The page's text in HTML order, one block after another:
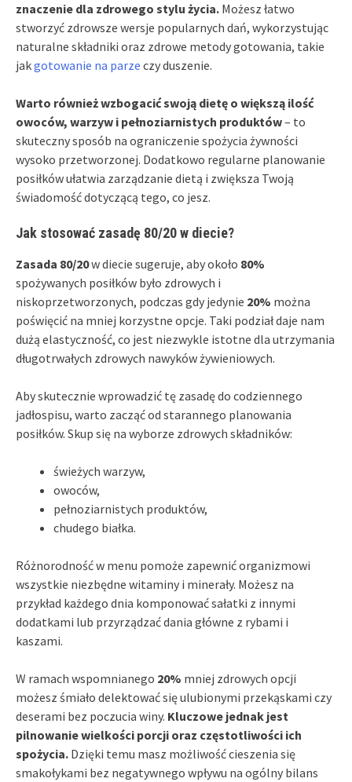
znaczenie dla zdrowego stylu życia. Możesz łatwo
stworzyć zdrowsze wersje popularnych dań, wykorzystując
naturalne składniki oraz zdrowe metody gotowania, takie
jakgotowanie na parze czy duszenie.
Warto również wzbogacić swoją dietę o większą ilość
owoców, warzyw i pełnoziarnistych produktów– to
skuteczny sposób na ograniczenie spożycia żywności
wysoko przetworzonej. Dodatkowo regularne planowanie
posiłków ułatwia zarządzanie dietą i zwiększa Twoją
świadomość dotyczącą tego, co jesz.
Jak stosować zasadę 80/20 w diecie?
Zasada 80/20w diecie sugeruje, aby około 80%
spożywanych posiłków było zdrowych i
niskoprzetworzonych, podczas gdy jedynie 20% można
poświęcić na mniej korzystne opcje. Taki podział daje nam
dużą elastyczność, co jest niezwykle istotne dla utrzymania
długotrwałych zdrowych nawyków żywieniowych.
Aby skutecznie wprowadzić tę zasadę do codziennego
jadłospisu, warto zacząć od starannego planowania
posiłków. Skup się na wyborze zdrowych składników:
świeżych warzyw,
owoców,
pełnoziarnistych produktów,
chudego białka.
Różnorodność w menu pomoże zapewnić organizmowi
wszystkie niezbędne witaminy i minerały. Możesz na
przykład każdego dnia komponować sałatki z innymi
dodatkami lub przyrządzać dania główne z rybami i
kaszami.
W ramach wspomnianego 20% mniej zdrowych opcji
możesz śmiało delektować się ulubionymi przekąskami czy
deserami bez poczucia winy. Kluczowe jednak jest
pilnowanie wielkości porcji oraz częstotliwości ich
spożycia. Dzięki temu masz możliwość cieszenia się
smakołykami bez negatywnego wpływu na ogólny bilans